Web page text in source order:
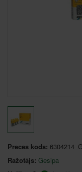
Preces kods:
Ražotājs: Gesipa